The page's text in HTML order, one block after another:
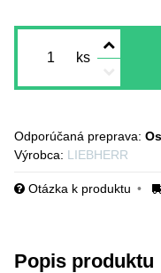
ks
Výrobca: LIEBHERR
Otázka k produktu
Popis produktu